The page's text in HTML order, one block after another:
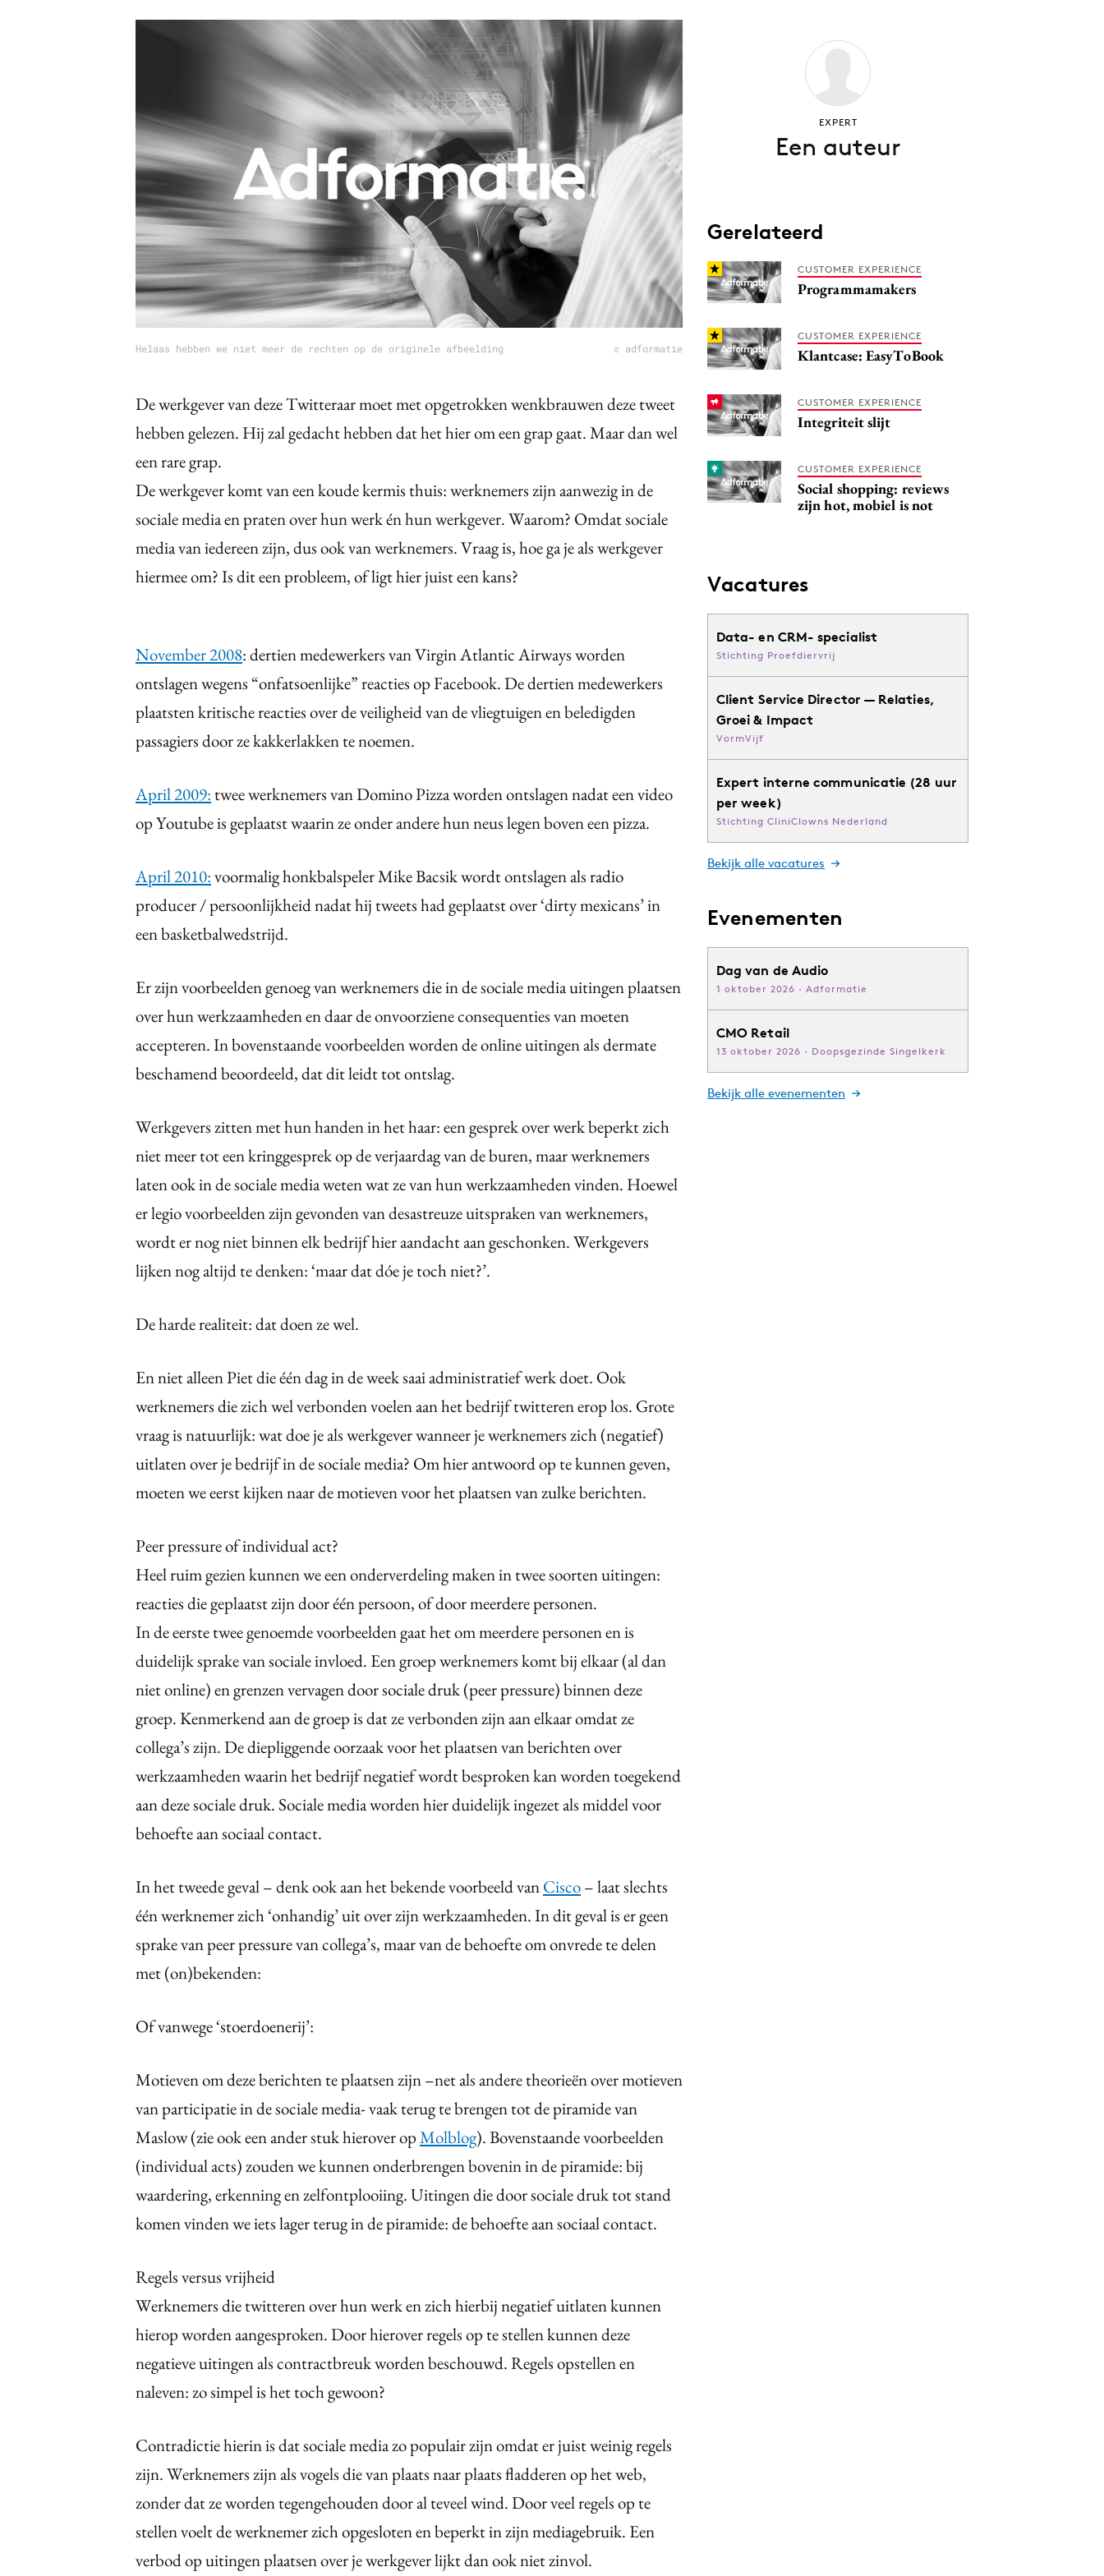
Gedragsverandering
Influencer marketing
Interne communicatie
Martech
Purpose Marketing
Reputatie & crisis
Helaas hebben we niet meer de rechten op de originele afbeelding © adformatie
De werkgever van deze Twitteraar moet met opgetrokken wenkbrauwen deze tweet
hebben gelezen. Hij zal gedacht hebben dat het hier om een grap gaat. Maar dan wel
een rare grap.
De werkgever komt van een koude kermis thuis: werknemers zijn aanwezig in de
sociale media en praten over hun werk én hun werkgever. Waarom? Omdat sociale
media van iedereen zijn, dus ook van werknemers. Vraag is, hoe ga je als werkgever
hiermee om? Is dit een probleem, of ligt hier juist een kans?
November 2008: dertien medewerkers van Virgin Atlantic Airways worden
ontslagen wegens “onfatsoenlijke” reacties op Facebook. De dertien medewerkers
plaatsten kritische reacties over de veiligheid van de vliegtuigen en beledigden
passagiers door ze kakkerlakken te noemen.
April 2009:twee werknemers van Domino Pizza worden ontslagen nadat een video
op Youtube is geplaatst waarin ze onder andere hun neus legen boven een pizza.
April 2010:voormalig honkbalspeler Mike Bacsik wordt ontslagen als radio
producer / persoonlijkheid nadat hij tweets had geplaatst over ‘dirty mexicans’ in
een basketbalwedstrijd.
Er zijn voorbeelden genoeg van werknemers die in de sociale media uitingen plaatsen
over hun werkzaamheden en daar de onvoorziene consequenties van moeten
accepteren. In bovenstaande voorbeelden worden de online uitingen als dermate
beschamend beoordeeld, dat dit leidt tot ontslag.
Werkgevers zitten met hun handen in het haar: een gesprek over werk beperkt zich
niet meer tot een kringgesprek op de verjaardag van de buren, maar werknemers
laten ook in de sociale media weten wat ze van hun werkzaamheden vinden. Hoewel
er legio voorbeelden zijn gevonden van desastreuze uitspraken van werknemers,
wordt er nog niet binnen elk bedrijf hier aandacht aan geschonken. Werkgevers
lijken nog altijd te denken: ‘maar dat dóe je toch niet?’.
De harde realiteit: dat doen ze wel.
En niet alleen Piet die één dag in de week saai administratief werk doet. Ook
werknemers die zich wel verbonden voelen aan het bedrijf twitteren erop los. Grote
vraag is natuurlijk: wat doe je als werkgever wanneer je werknemers zich (negatief)
uitlaten over je bedrijf in de sociale media? Om hier antwoord op te kunnen geven,
moeten we eerst kijken naar de motieven voor het plaatsen van zulke berichten.
Peer pressure of individual act?
Heel ruim gezien kunnen we een onderverdeling maken in twee soorten uitingen:
reacties die geplaatst zijn door één persoon, of door meerdere personen.
In de eerste twee genoemde voorbeelden gaat het om meerdere personen en is
duidelijk sprake van sociale invloed. Een groep werknemers komt bij elkaar (al dan
niet online) en grenzen vervagen door sociale druk (peer pressure) binnen deze
groep. Kenmerkend aan de groep is dat ze verbonden zijn aan elkaar omdat ze
collega’s zijn. De diepliggende oorzaak voor het plaatsen van berichten over
werkzaamheden waarin het bedrijf negatief wordt besproken kan worden toegekend
aan deze sociale druk. Sociale media worden hier duidelijk ingezet als middel voor
behoefte aan sociaal contact.
In het tweede geval – denk ook aan het bekende voorbeeld vanCisco– laat slechts
één werknemer zich ‘onhandig’ uit over zijn werkzaamheden. In dit geval is er geen
sprake van peer pressure van collega’s, maar van de behoefte om onvrede te delen
met (on)bekenden:
Of vanwege ‘stoerdoenerij’:
Motieven om deze berichten te plaatsen zijn –net als andere theorieën over motieven
van participatie in de sociale media- vaak terug te brengen tot de piramide van
Maslow (zie ook een ander stuk hierover opMolblog). Bovenstaande voorbeelden
(individual acts) zouden we kunnen onderbrengen bovenin in de piramide: bij
waardering, erkenning en zelfontplooiing. Uitingen die door sociale druk tot stand
komen vinden we iets lager terug in de piramide: de behoefte aan sociaal contact.
Regels versus vrijheid
Werknemers die twitteren over hun werk en zich hierbij negatief uitlaten kunnen
hierop worden aangesproken. Door hierover regels op te stellen kunnen deze
negatieve uitingen als contractbreuk worden beschouwd. Regels opstellen en
naleven: zo simpel is het toch gewoon?
Contradictie hierin is dat sociale media zo populair zijn omdat er juist weinig regels
zijn. Werknemers zijn als vogels die van plaats naar plaats fladderen op het web,
zonder dat ze worden tegengehouden door al teveel wind. Door veel regels op te
stellen voelt de werknemer zich opgesloten en beperkt in zijn mediagebruik. Een
verbod op uitingen plaatsen over je werkgever lijkt dan ook niet zinvol.
EXPERT
Een auteur
Gerelateerd
CUSTOMER EXPERIENCE
Programmamakers
CUSTOMER EXPERIENCE
Klantcase: EasyToBook
CUSTOMER EXPERIENCE
Integriteit slijt
CUSTOMER EXPERIENCE
Social shopping: reviews
zijn hot, mobiel is not
Vacatures
Data- en CRM- specialist
Stichting Proefdiervrij
Client Service Director — Relaties,
Groei & Impact
VormVijf
Expert interne communicatie (28 uur
per week)
Stichting CliniClowns Nederland
Bekijk alle vacatures
Evenementen
Dag van de Audio
1 oktober 2026 · Adformatie
CMO Retail
13 oktober 2026 · Doopsgezinde Singelkerk
Bekijk alle evenementen